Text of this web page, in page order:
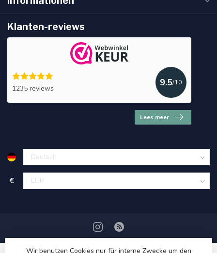
Klanten-reviews
1235 reviews
9.5/10
Lees meer
€
Wir benutzen Cookies nur für interne Zwecke um den